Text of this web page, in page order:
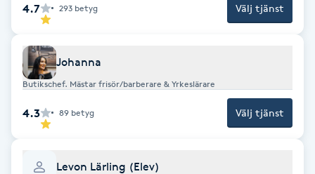
Katun fransar
Kemisk peeling
Keratinbehandling
4.7 293 betyg Välj tjänst
Johanna
Butikschef. Mästar frisör/barberare & Yrkeslärare
4.3 89 betyg Välj tjänst
Levon Lärling (Elev)